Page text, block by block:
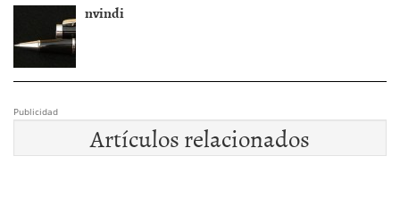
nvindi
Publicidad
Artículos relacionados